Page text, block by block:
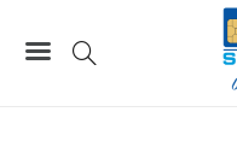
SIM Tim Numero Facile